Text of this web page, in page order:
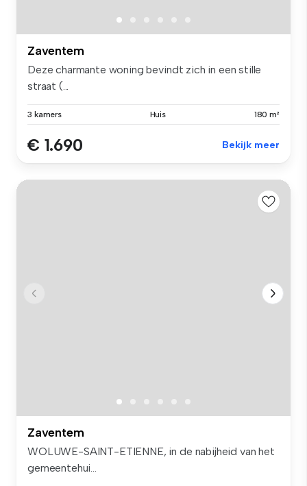
Zaventem
Deze charmante woning bevindt zich in een stille
straat (...
3 kamers Huis 180 m²
€ 1.690 Bekijk meer
Zaventem
WOLUWE-SAINT-ETIENNE, in de nabijheid van het
gemeentehui...